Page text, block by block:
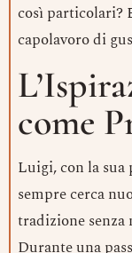
così particolari?
capolavoro di
come
Luigi, con la sua
sempre cerca
tradizione senza
Durante una